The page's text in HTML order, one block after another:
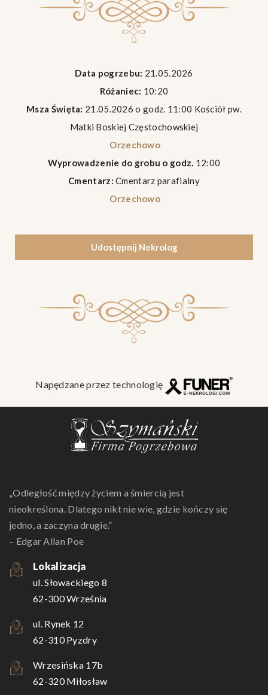
Data pogrzebu: 21.05.2026
Różaniec: 10:20
Msza Święta: 21.05.2026 o godz. 11:00 Kościół pw.
Matki Boskiej Częstochowskiej
Orzechowo
Wyprowadzenie do grobu o godz. 12:00
Cmentarz: Cmentarz parafialny
Orzechowo
Udostępnij Nekrolog
Napędzane przez technologię
„Odległość między życiem a śmiercią jest
nieokreślona. Dlatego nikt nie wie, gdzie kończy się
jedno, a zaczyna drugie.”
– Edgar Allan Poe
Lokalizacja
ul. Słowackiego 8
62-300 Września
ul. Rynek 12
62-310 Pyzdry
Wrzesińska 17b
62-320 Miłosław